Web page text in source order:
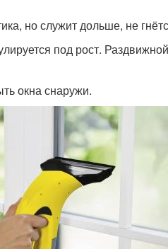
но служит дольше, не
под рост.
окна снаружи.